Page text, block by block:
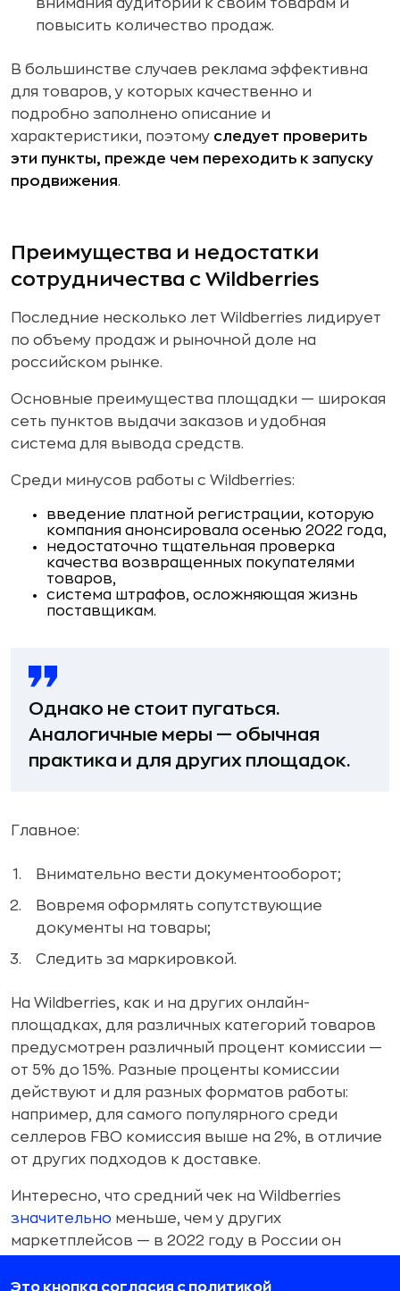
внимания аудитории к своим товарам и
повысить количество продаж.
В большинстве случаев реклама эффективна
для товаров, у которых качественно и
подробно заполнено описание и
характеристики, поэтому следует проверить
эти пункты, прежде чем переходить к запуску
продвижения.
Преимущества и недостатки
сотрудничества с Wildberries
Последние несколько лет Wildberries лидирует
по объему продаж и рыночной доле на
российском рынке.
Основные преимущества площадки — широкая
сеть пунктов выдачи заказов и удобная
система для вывода средств.
Среди минусов работы с Wildberries:
введение платной регистрации, которую
компания анонсировала осенью 2022 года,
недостаточно тщательная проверка
качества возвращенных покупателями
товаров,
система штрафов, осложняющая жизнь
поставщикам.
Однако не стоит пугаться.
Аналогичные меры — обычная
практика и для других площадок.
Главное:
Внимательно вести документооборот;
Вовремя оформлять сопутствующие
документы на товары;
Следить за маркировкой.
На Wildberries, как и на других онлайн-
площадках, для различных категорий товаров
предусмотрен различный процент комиссии —
от 5% до 15%. Разные проценты комиссии
действуют и для разных форматов работы:
например, для самого популярного среди
селлеров FBO комиссия выше на 2%, в отличие
от других подходов к доставке.
Интересно, что средний чек на Wildberries
значительно меньше, чем у других
маркетплейсов — в 2022 году в России он
Lamoda и «Яндекс Маркете» россияне
Это кнопка согласия с политикой